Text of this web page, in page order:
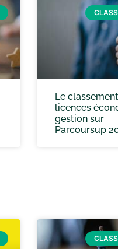
Le
licences
gestion sur
Parcoursup